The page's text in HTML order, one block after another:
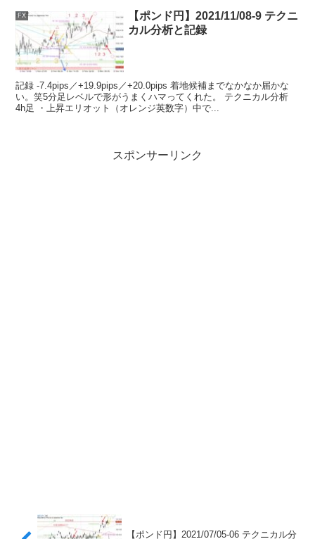
FX
【ポンド円】2021/11/08-9 テクニ
カル分析と記録
記録 -7.4pips／+19.9pips／+20.0pips 着地候補までなかなか届かな
い。笑5分足レベルで形がうまくハマってくれた。 テクニカル分析
4h足 ・上昇エリオット（オレンジ英数字）中で...
スポンサーリンク
【ポンド円】2021/07/05-06 テクニカル分